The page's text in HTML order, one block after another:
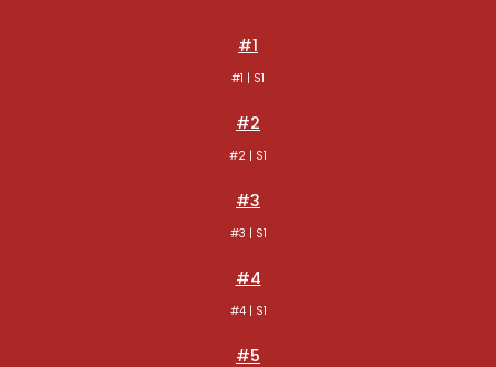
#1
#1 | S1
#2
#2 | S1
#3
#3 | S1
#4
#4 | S1
#5